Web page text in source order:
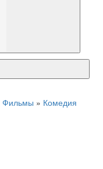
Фильмы » Комедия